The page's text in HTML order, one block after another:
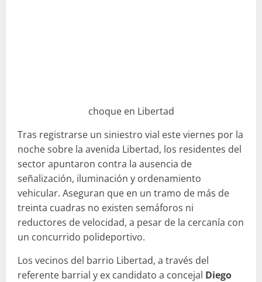
choque en Libertad
Tras registrarse un siniestro vial este viernes por la
noche sobre la avenida Libertad, los residentes del
sector apuntaron contra la ausencia de
señalización, iluminación y ordenamiento
vehicular. Aseguran que en un tramo de más de
treinta cuadras no existen semáforos ni
reductores de velocidad, a pesar de la cercanía con
un concurrido polideportivo.
Los vecinos del barrio Libertad, a través del
referente barrial y ex candidato a concejal Diego